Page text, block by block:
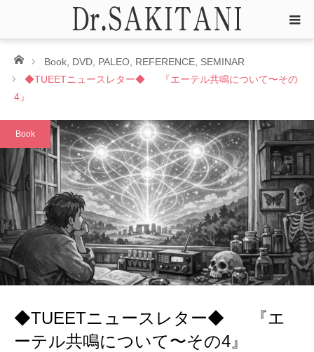
ホームBook DVD PALEO REFERENCE SEMINAR
◆TUEETニュースレター◆ 『エーテル共鳴について〜その
4』
Book
◆TUEETニュースレター◆ 『エ
ーテル共鳴について〜その4』